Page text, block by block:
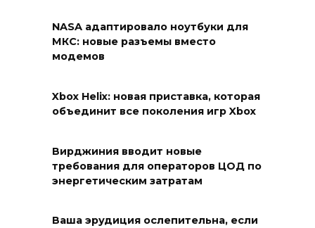
NASA адаптировало ноутбуки для
МКС: новые разъемы вместо
модемов
Xbox Helix: новая приставка, которая
объединит все поколения игр Xbox
Вирджиния вводит новые
требования для операторов ЦОД по
энергетическим затратам
Ваша эрудиция ослепительна, если